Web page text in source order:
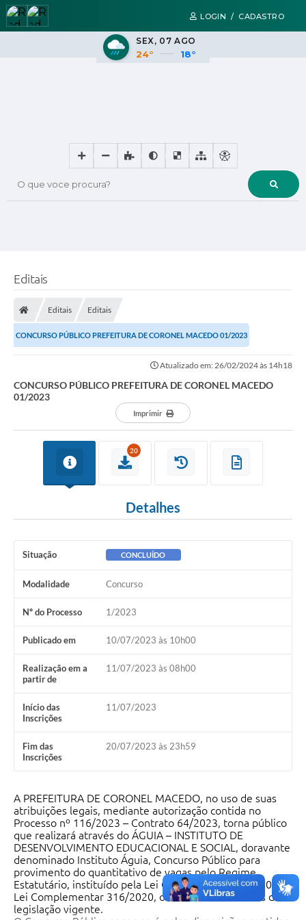
LOGIN / CADASTRO
O que voce procura?
SEX 07 AGO
24° 18°
Editais
Editais Editais
CONCURSO PÚBLICO PREFEITURA DE CORONEL MACEDO 01/2023
Atualizado em: 26/02/2024 às 14h18
CONCURSO PÚBLICO PREFEITURA DE CORONEL MACEDO
01/2023
Imprimir
20
Detalhes
Situação CONCLUÍDO
Modalidade Concurso
Nº do Processo 1/2023
Publicado em 10/07/2023 às 10h00
Realização em a
partir de
11/07/2023 às 08h00
Início das
Inscrições
11/07/2023
Fim das
Inscrições
20/07/2023 às 23h59
A PREFEITURA DE CORONEL MACEDO, no uso de suas
atribuições legais, mediante autorização contida no
Processo nº 116/2023 – Contrato 64/2023, torna público
que realizará através do ÁGUIA – INSTITUTO DE
DESENVOLVIMENTO EDUCACIONAL E SOCIAL, doravante
denominado Instituto Águia, Concurso Público para
provimento do quantitativo de vagas pelo Regime
Estatutário, instituído pela Lei Complementar 356/2022,
Lei Complementar 316/2020, observados os termos da
legislação vigente.